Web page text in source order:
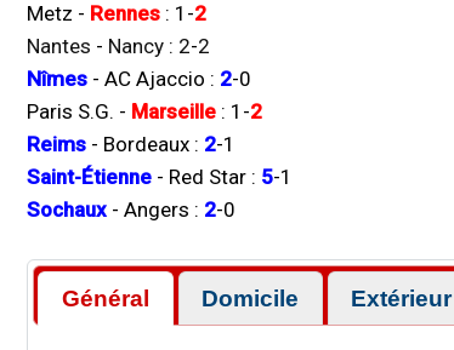
Metz - Rennes : 1 -2
Nantes - Nancy : 2-2
Nîmes - AC Ajaccio : 2-0
Paris S.G. - Marseille : 1 -2
Reims - Bordeaux : 2-1
Saint-Étienne - Red Star : 5-1
Sochaux - Angers : 2-0
Général Domicile Extérieur